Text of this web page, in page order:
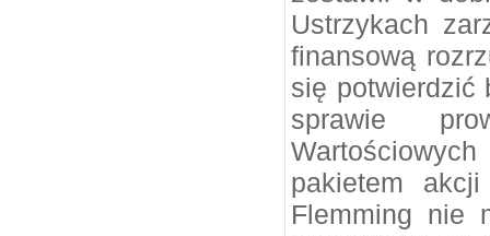
Ustrzykach
finansową
się potwierdzić
sprawie
pakietem
Flemming nie